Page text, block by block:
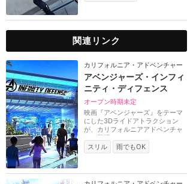
関連リンク
カリフォルニア・アドベンチャー
アベンジャーズ・インフィ
ニティ・ディフェンス
オープン時期未定
映画『アベンジャーズ』をテーマ
にした3Dライドアトラクション
が、カリフォルニアアドベンチャ
ーに登場します。サ...
スリル
雨でもOK